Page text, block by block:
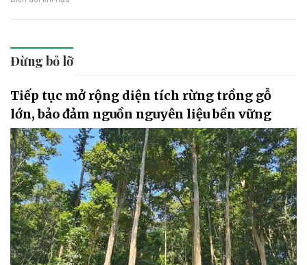
Đừng bỏ lỡ
Tiếp tục mở rộng diện tích rừng trồng gỗ
lớn, bảo đảm nguồn nguyên liệu bền vững